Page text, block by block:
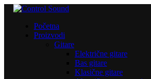
Početna
Proizvodi
Gitare
Električne gitare
Bas gitare
Klasične gitare